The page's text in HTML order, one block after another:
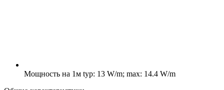
Мощность на 1м typ: 13 W/m; max: 14.4 W/m